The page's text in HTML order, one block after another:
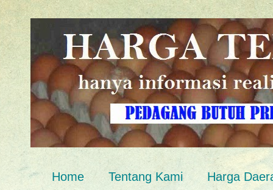
Home Tentang Kami Harga